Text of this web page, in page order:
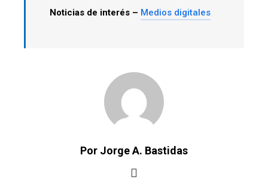
Noticias de interés – Medios digitales
Por Jorge A. Bastidas